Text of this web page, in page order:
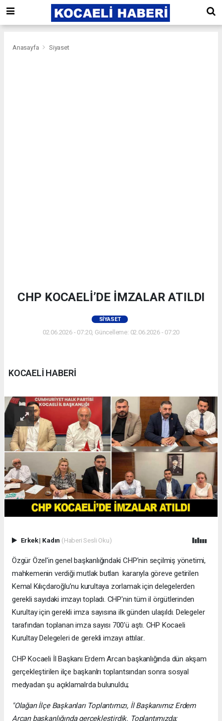
Anasayfa Siyaset
CHP KOCAELİ’DE İMZALAR ATILDI
SIYASET
02.06.2026 - 07:20, Güncelleme: 02.06.2026 - 07:20
KOCAELİ HABERİ
Erkek| Kadın (Haberi Sesli Oku)
Özgür Özel'in genel başkanlığındaki CHP’nin seçilmiş yönetimi,
mahkemenin verdiği mutlak butlan kararıyla göreve getirilen
Kemal Kılıçdaroğlu’nu kurultaya zorlamak için delegelerden
gerekli sayıdaki imzayı topladı. CHP'nin tüm il örgütlerinden
Kurultay için gerekli imza sayısına ilk günden ulaşıldı. Delegeler
tarafından toplanan imza sayısı 700'ü aştı. CHP Kocaeli
Kurultay Delegeleri de gerekli imzayı attılar..
CHP Kocaeli İl Başkanı Erdem Arcan başkanlığında dün akşam
gerçekleştirilen ilçe başkanlrı toplantsından sonra sosyal
medyadan şu açıklamalrda bulunuldu;
"Olağan İlçe Başkanları Toplantımızı, İl Başkanımız Erdem
Arcan başkanlığında gerçekleştirdik. Toplantımızda;